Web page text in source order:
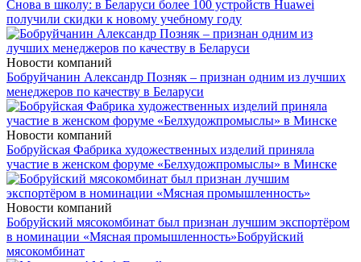
Снова в школу: в Беларуси более 100 устройств Huawei
получили скидки к новому учебному году
Новости компаний
Бобруйчанин Александр Позняк – признан одним из лучших
менеджеров по качеству в Беларуси
Новости компаний
Бобруйская Фабрика художественных изделий приняла
участие в женском форуме «Белхудожпромыслы» в Минске
Новости компаний
Бобруйский мясокомбинат был признан лучшим экспортёром
в номинации «Мясная промышленность»Бобруйский
мясокомбинат